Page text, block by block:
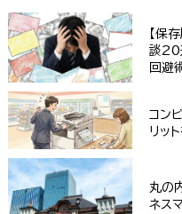
【保
談20
回避
コン
リッ
丸の
ネス